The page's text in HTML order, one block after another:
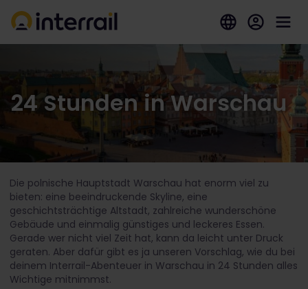
24 Stunden in Warschau
Die polnische Hauptstadt Warschau hat enorm viel zu
bieten: eine beeindruckende Skyline, eine
geschichtsträchtige Altstadt, zahlreiche wunderschöne
Gebäude und einmalig günstiges und leckeres Essen.
Gerade wer nicht viel Zeit hat, kann da leicht unter Druck
geraten. Aber dafür gibt es ja unseren Vorschlag, wie du bei
deinem Interrail-Abenteuer in Warschau in 24 Stunden alles
Wichtige mitnimmst.